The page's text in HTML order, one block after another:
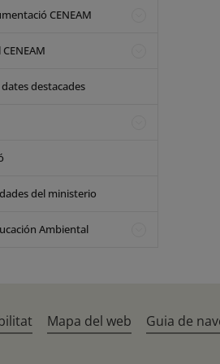
CENEAM
destacades
del ministerio
Ambiental
Mapa del web Guia de